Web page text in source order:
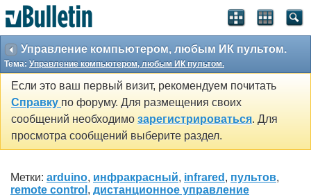
Управление компьютером, любым ИК пультом.
Тема: Управление компьютером, любым ИК пультом.
Если это ваш первый визит, рекомендуем почитать
Справку по форуму. Для размещения своих
сообщений необходимо зарегистрироваться. Для
просмотра сообщений выберите раздел.
Метки: arduino, инфракрасный, infrared , пультов,
remote control , дистанционное управление